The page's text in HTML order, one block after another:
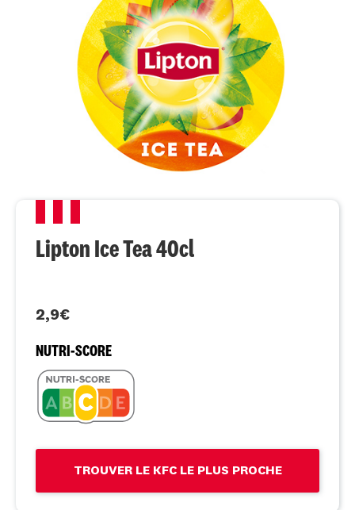
Lipton Ice Tea 40cl
2,9€
NUTRI-SCORE
TROUVER LE KFC LE PLUS PROCHE